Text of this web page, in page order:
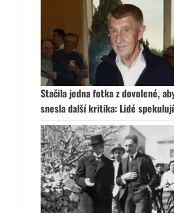
Stačila jedna fotka z dovolené,
snesla další kritika: Lidé